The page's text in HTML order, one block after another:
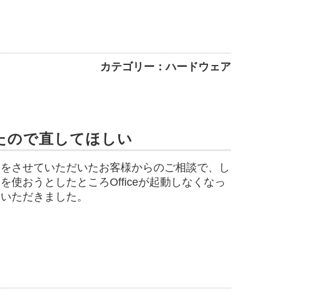
カテゴリー：ハードウェア
で直してほしい
させていただいたお客様からのご相談で、し
使おうとしたところOfficeが起動しなくなっ
ただきました。